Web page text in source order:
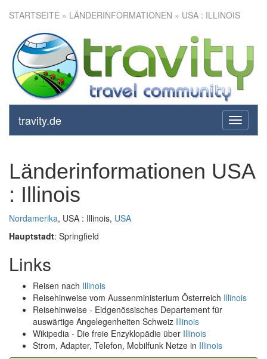
STARTSEITE » LÄNDERINFORMATIONEN » USA : ILLINOIS
toggle
travity.de
Länderinformationen USA
: Illinois
Nordamerika, USA : Illinois, USA
Hauptstadt: Springfield
Links
Reisen nach Illinois
Reisehinweise vom Aussenministerium Österreich Illinois
Reisehinweise - Eidgenössisches Departement für
auswärtige Angelegenheiten Schweiz Illinois
Wikipedia - Die freie Enzyklopädie über Illinois
Strom, Adapter, Telefon, Mobilfunk Netze in Illinois